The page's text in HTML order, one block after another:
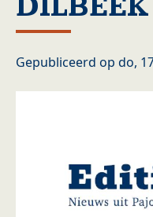
Gepubliceerd op do,